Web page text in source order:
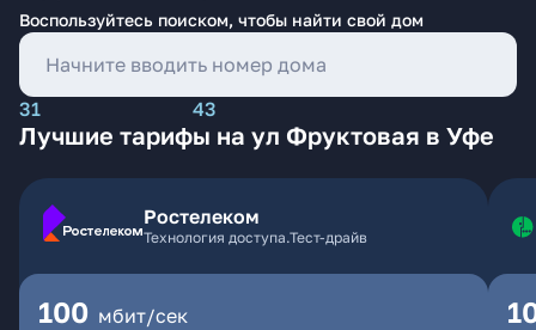
Воспользуйтесь поиском, чтобы найти свой дом
31 43
Лучшие тарифы на ул Фруктовая в Уфе
Ростелеком
Технология доступа.Тест-драйв
100 мбит/сек